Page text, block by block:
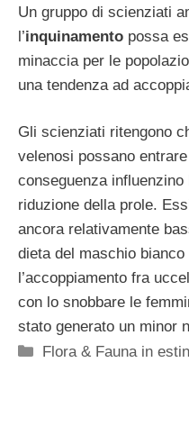
Un gruppo di scienziati
l’inquinamento possa
minaccia per le
una tendenza ad
Gli scienziati ritengono
velenosi possano
conseguenza influenzino
riduzione della prole.
ancora relativamente
dieta del maschio
l’accoppiamento fra
con lo snobbare le
stato generato un minor
Categorie
Flora & Fauna in